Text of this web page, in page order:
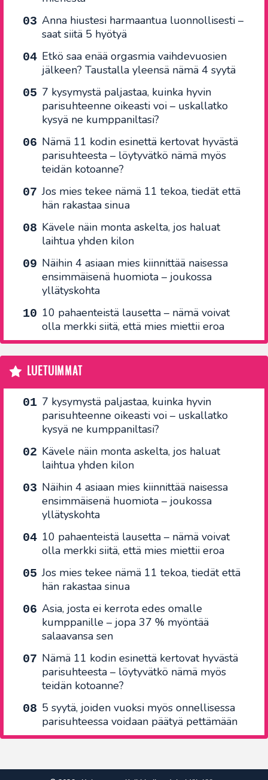
Anna hiustesi harmaantua luonnollisesti –
saat siitä 5 hyötyä
Etkö saa enää orgasmia vaihdevuosien
jälkeen? Taustalla yleensä nämä 4 syytä
7 kysymystä paljastaa, kuinka hyvin
parisuhteenne oikeasti voi – uskallatko
kysyä ne kumppaniltasi?
Nämä 11 kodin esinettä kertovat hyvästä
parisuhteesta – löytyvätkö nämä myös
teidän kotoanne?
Jos mies tekee nämä 11 tekoa, tiedät että
hän rakastaa sinua
Kävele näin monta askelta, jos haluat
laihtua yhden kilon
Näihin 4 asiaan mies kiinnittää naisessa
ensimmäisenä huomiota – joukossa
yllätyskohta
10 pahaenteistä lausetta – nämä voivat
olla merkki siitä, että mies miettii eroa
LUETUIMMAT
7 kysymystä paljastaa, kuinka hyvin
parisuhteenne oikeasti voi – uskallatko
kysyä ne kumppaniltasi?
Kävele näin monta askelta, jos haluat
laihtua yhden kilon
Näihin 4 asiaan mies kiinnittää naisessa
ensimmäisenä huomiota – joukossa
yllätyskohta
10 pahaenteistä lausetta – nämä voivat
olla merkki siitä, että mies miettii eroa
Jos mies tekee nämä 11 tekoa, tiedät että
hän rakastaa sinua
Asia, josta ei kerrota edes omalle
kumppanille – jopa 37 % myöntää
salaavansa sen
Nämä 11 kodin esinettä kertovat hyvästä
parisuhteesta – löytyvätkö nämä myös
teidän kotoanne?
5 syytä, joiden vuoksi myös onnellisessa
parisuhteessa voidaan päätyä pettämään